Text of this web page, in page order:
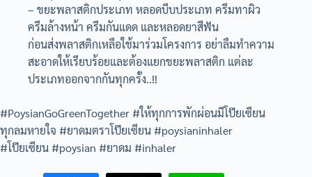
– ขยะพลาสติกประเภท หลอดบีบประเภท ครีมทาผิว
ครีมล้างหน้า ครีมกันแดด และหลอดยาสีฟัน
ก่อนส่งพลาสติกเหลือใช้มาร่วมโครงการ อย่าลืมทำความ
สะอาดให้เรียบร้อยและต้องแยกขยะพลาสติก แต่ละ
ประเภทออกจากกันทุกครั้ง..!!
#PoysianGoGreenTogether #ให้ทุกการพักผ่อนมีโป๊ยเซียน
ทุกลมหายใจ #ยาดมตราโป๊ยเซียน #poysianinhaler
#โป๊ยเซียน #poysian #ยาดม #inhaler